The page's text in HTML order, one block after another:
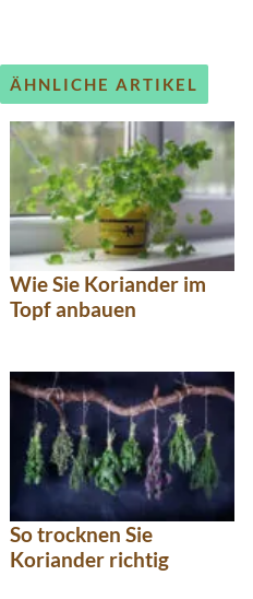
ÄHNLICHE ARTIKEL
Wie Sie Koriander im
Topf anbauen
So trocknen Sie
Koriander richtig